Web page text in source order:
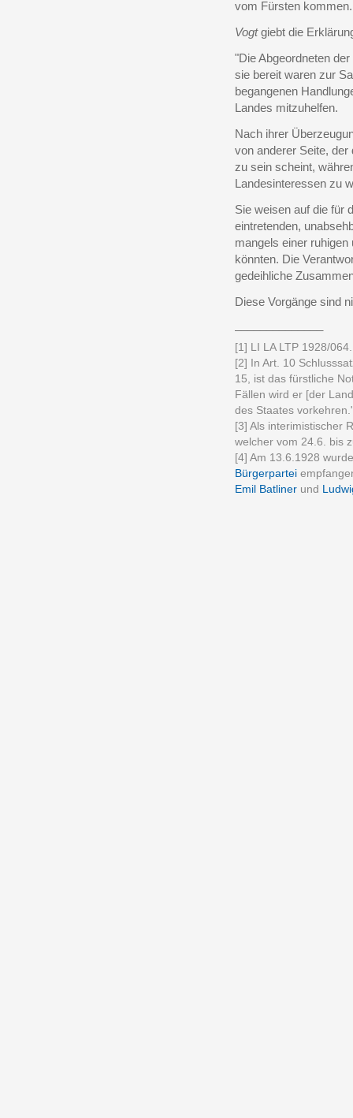
vom Fürsten kommen.
Vogtgiebt die
"Die Abgeordneten
sie bereit waren zur
begangenen
Landes mitzuhelfen.
Nach ihrer
von anderer Seite,
zu sein scheint,
Landesinteressen zu
Sie weisen auf die für
eintretenden,
mangels einer
könnten. Die
gedeihliche
Diese Vorgänge sind
[1] LI LA LTP 1928/064.
[2] In Art. 10
15, ist das fürstliche
Fällen wird er [der
des Staates
[3] Als interimistischer
welcher vom 24.6. bis
[4] Am 13.6.1928
Bürgerpartei
Emil Batliner und